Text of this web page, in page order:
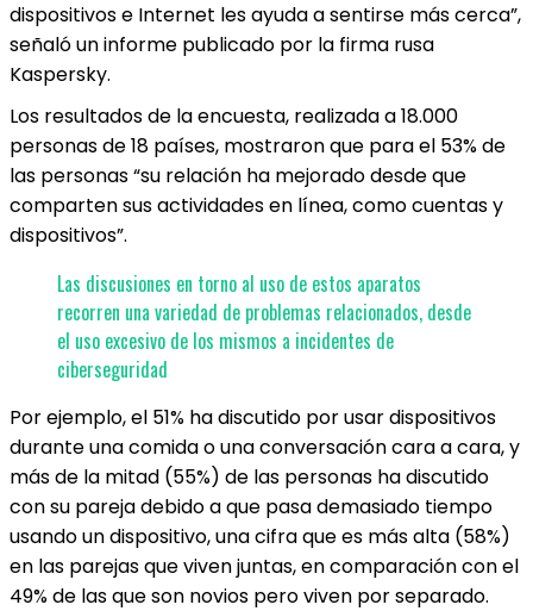
dispositivos e Internet les ayuda a sentirse más cerca”,
señaló un informe publicado por la firma rusa
Kaspersky.
Los resultados de la encuesta, realizada a 18.000
personas de 18 países, mostraron que para el 53% de
las personas “su relación ha mejorado desde que
comparten sus actividades en línea, como cuentas y
dispositivos”.
Las discusiones en torno al uso de estos aparatos
recorren una variedad de problemas relacionados, desde
el uso excesivo de los mismos a incidentes de
ciberseguridad
Por ejemplo, el 51% ha discutido por usar dispositivos
durante una comida o una conversación cara a cara, y
más de la mitad (55%) de las personas ha discutido
con su pareja debido a que pasa demasiado tiempo
usando un dispositivo, una cifra que es más alta (58%)
en las parejas que viven juntas, en comparación con el
49% de las que son novios pero viven por separado.